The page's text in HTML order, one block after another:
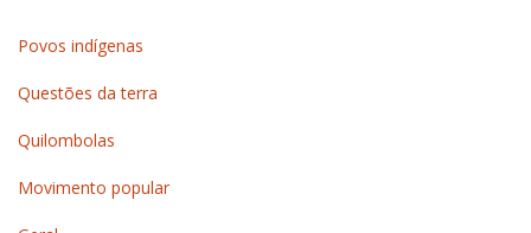
Povos indígenas
Questões da terra
Quilombolas
Movimento popular